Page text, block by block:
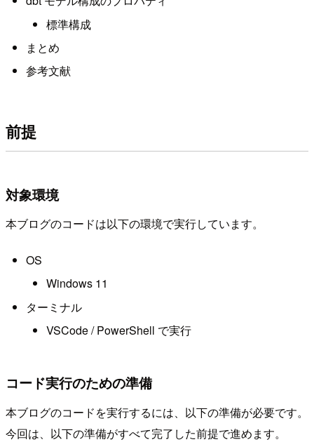
標準構成
まとめ
参考文献
前提
対象環境
本ブログのコードは以下の環境で実行しています。
OS
Windows 11
ターミナル
VSCode / PowerShell で実行
コード実行のための準備
本ブログのコードを実行するには、以下の準備が必要です。
今回は、以下の準備がすべて完了した前提で進めます。